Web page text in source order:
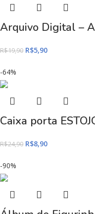
Arquivo Digital –
R$19,90 R$5,90
-64%
Caixa porta
R$24,90 R$8,90
-90%